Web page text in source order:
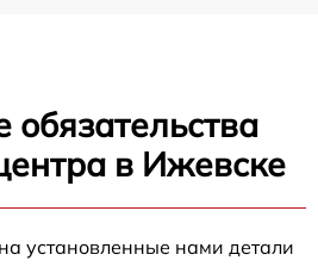
обязательства
в Ижевске
установленные нами детали